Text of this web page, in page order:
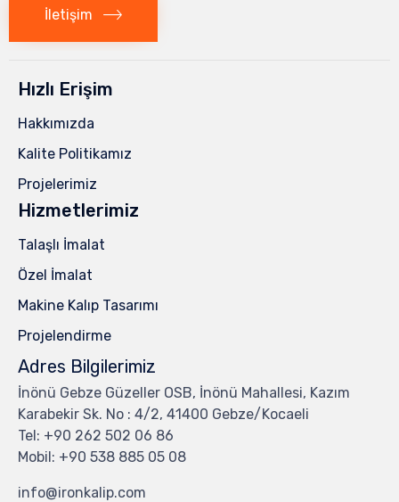
İletişim
Hızlı Erişim
Hakkımızda
Kalite Politikamız
Projelerimiz
Hizmetlerimiz
Talaşlı İmalat
Özel İmalat
Makine Kalıp Tasarımı
Projelendirme
Adres Bilgilerimiz
İnönü Gebze Güzeller OSB, İnönü Mahallesi, Kazım
Karabekir Sk. No : 4/2, 41400 Gebze/Kocaeli
Tel: +90 262 502 06 86
Mobil: +90 538 885 05 08
info@ironkalip.com